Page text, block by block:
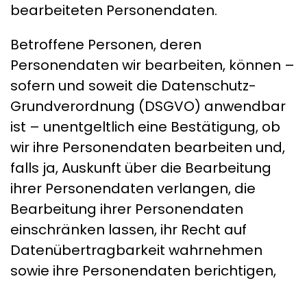
bearbeiteten Personendaten.
Betroffene Personen, deren
Personendaten wir bearbeiten, können –
sofern und soweit die Datenschutz-
Grundverordnung (DSGVO) anwendbar
ist – unentgeltlich eine Bestätigung, ob
wir ihre Personendaten bearbeiten und,
falls ja, Auskunft über die Bearbeitung
ihrer Personendaten verlangen, die
Bearbeitung ihrer Personendaten
einschränken lassen, ihr Recht auf
Datenübertragbarkeit wahrnehmen
sowie ihre Personendaten berichtigen,